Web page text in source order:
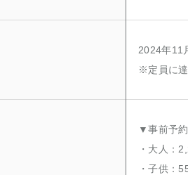
2024年11
※定員に
▼事前予約
・大人：
・子供：